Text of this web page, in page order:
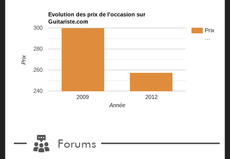
Evolution des prix de l'occasion sur
Guitariste.com
Prix
2009 2012
240
260
280
300
Année
Prix
Forums